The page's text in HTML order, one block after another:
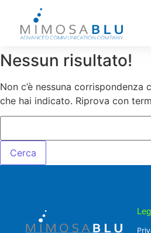
Nessun risultato!
Non c’è nessuna
che hai indicato. Riprova con